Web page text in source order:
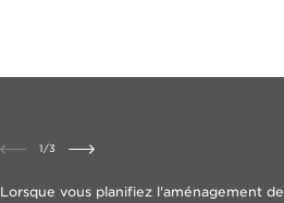
1/3
​Lorsque vous planifiez l'aménagement de